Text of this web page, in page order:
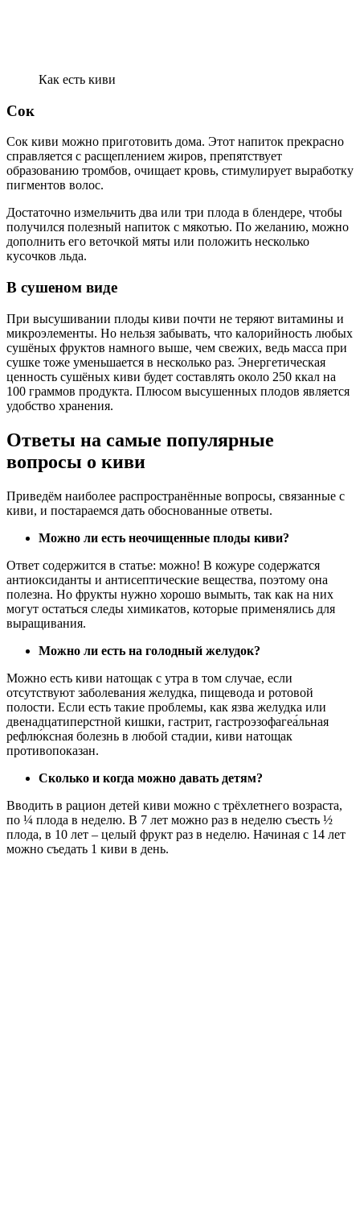
Как есть киви
Сок
Сок киви можно приготовить дома. Этот напиток прекрасно
справляется с расщеплением жиров, препятствует
образованию тромбов, очищает кровь, стимулирует выработку
пигментов волос.
Достаточно измельчить два или три плода в блендере, чтобы
получился полезный напиток с мякотью. По желанию, можно
дополнить его веточкой мяты или положить несколько
кусочков льда.
В сушеном виде
При высушивании плоды киви почти не теряют витамины и
микроэлементы. Но нельзя забывать, что калорийность любых
сушёных фруктов намного выше, чем свежих, ведь масса при
сушке тоже уменьшается в несколько раз. Энергетическая
ценность сушёных киви будет составлять около 250 ккал на
100 граммов продукта. Плюсом высушенных плодов является
удобство хранения.
Ответы на самые популярные
вопросы о киви
Приведём наиболее распространённые вопросы, связанные с
киви, и постараемся дать обоснованные ответы.
Можно ли есть неочищенные плоды киви?
Ответ содержится в статье: можно! В кожуре содержатся
антиоксиданты и антисептические вещества, поэтому она
полезна. Но фрукты нужно хорошо вымыть, так как на них
могут остаться следы химикатов, которые применялись для
выращивания.
Можно ли есть на голодный желудок?
Можно есть киви натощак с утра в том случае, если
отсутствуют заболевания желудка, пищевода и ротовой
полости. Если есть такие проблемы, как язва желудка или
двенадцатиперстной кишки, гастрит, гастроэзофагеа́льная
рефлю́ксная болезнь в любой стадии, киви натощак
противопоказан.
Сколько и когда можно давать детям?
Вводить в рацион детей киви можно с трёхлетнего возраста,
по ¼ плода в неделю. В 7 лет можно раз в неделю съесть ½
плода, в 10 лет – целый фрукт раз в неделю. Начиная с 14 лет
можно съедать 1 киви в день.